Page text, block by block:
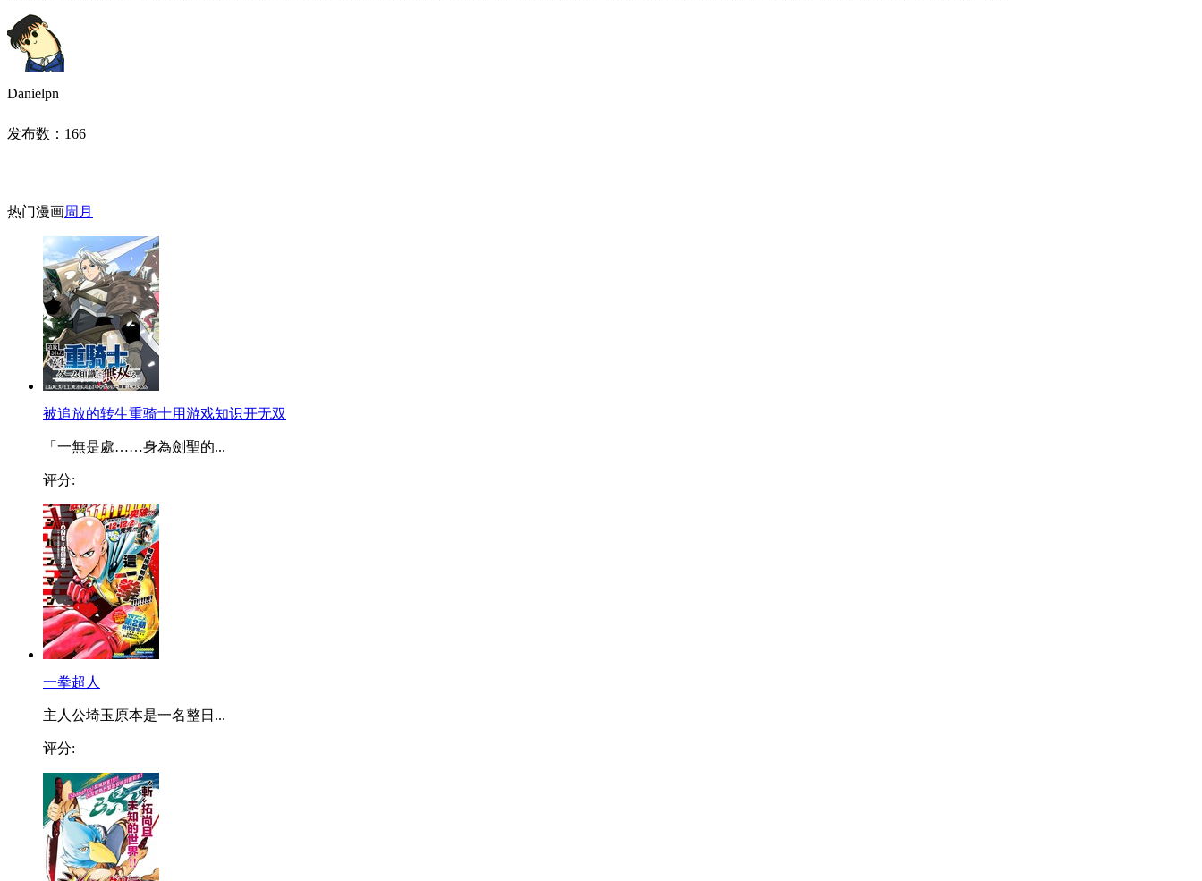
Danielpn
发布数： 166
热门漫画周 月
被追放的转生重骑士用游戏知识开无双
「一無是處……身為劍聖的...
评分:
一拳超人
主人公埼玉原本是一名整日...
评分: